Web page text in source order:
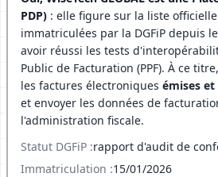
PDP) : elle figure sur la liste
immatriculées par la DGFiP depuis
avoir réussi les tests
Public de Facturation (PPF). À ce
les factures électroniques émises et
et envoyer les données de
l'administration fiscale.
Statut DGFiP :rapport d'audit de
Immatriculation :15/01/2026